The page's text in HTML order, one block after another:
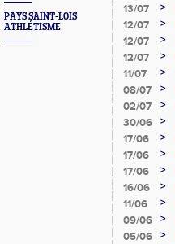
PAYS SAINT-LOIS
ATHLÉTISME
13/07
>
12/07
>
12/07
>
12/07 >
11/07
>
08/07 >
02/07
>
30/06
>
17/06
>
17/06
>
17/06
>
16/06
>
11/06
>
09/06
>
05/06
>